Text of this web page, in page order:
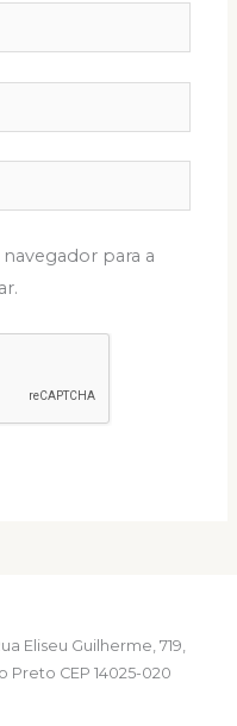
para a
Eliseu Guilherme, 719,
Preto CEP 14025-020